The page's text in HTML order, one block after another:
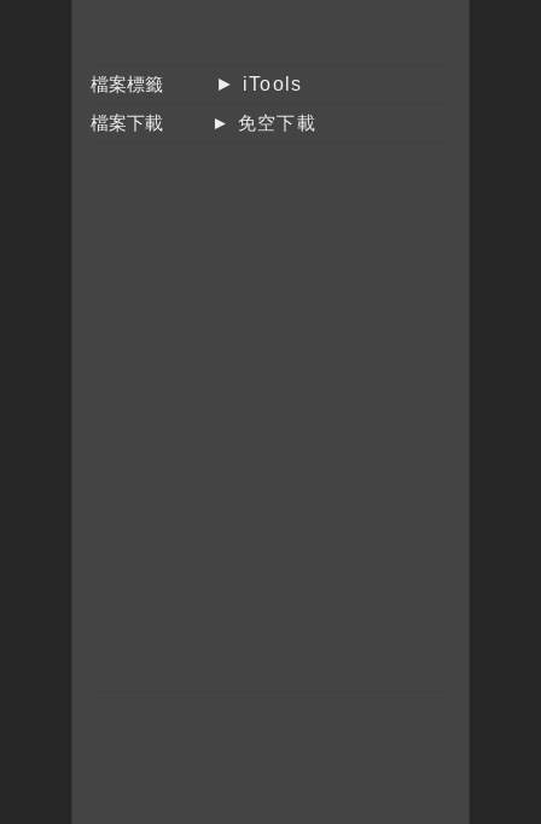
檔案標籤
► iTools
檔案下載